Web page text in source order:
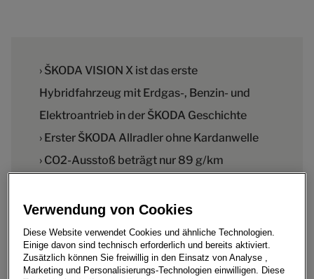
› ŠKODA VISION X ist das erste
Hybridfahrzeug mit Erdgas-, Benzin- und
Elektroantrieb in der ŠKODA Geschichte
› Erster ŠKODA Allradler ohne Kardanwelle
› CO2-Ausstoß beträgt nur 89 g/km
ŠKODA AUTO blickt auf dem Genfer Automobilsalon
2018 (6. - 18. März) in die automobile Zukunft. Der
tschechische Automobilhersteller präsentiert erstmals
Verwendung von Cookies
Diese Website verwendet Cookies und ähnliche Technologien.
Einige davon sind technisch erforderlich und bereits aktiviert.
Zusätzlich können Sie freiwillig in den Einsatz von Analyse ,
Marketing und Personalisierungs-Technologien einwilligen. Diese